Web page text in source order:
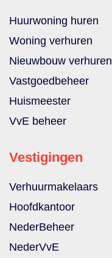
Huurwoning huren
Woning verhuren
Nieuwbouw verhuren
Vastgoedbeheer
Huismeester
VvE beheer
Vestigingen
Verhuurmakelaars
Hoofdkantoor
NederBeheer
NederVvE